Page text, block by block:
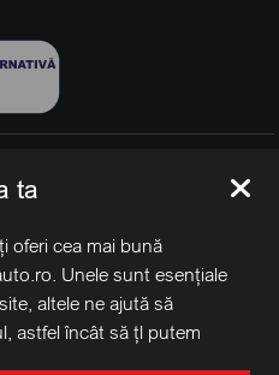
marcă a societății
BCCH
Str. Erou Iancu Nicolae
ta
oferi cea mai bună
Unele sunt esențiale
altele ne ajută să
astfel încât să țl putem